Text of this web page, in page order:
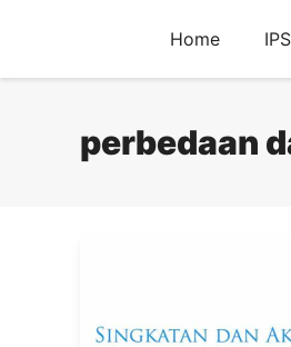
Home IPS
perbedaan